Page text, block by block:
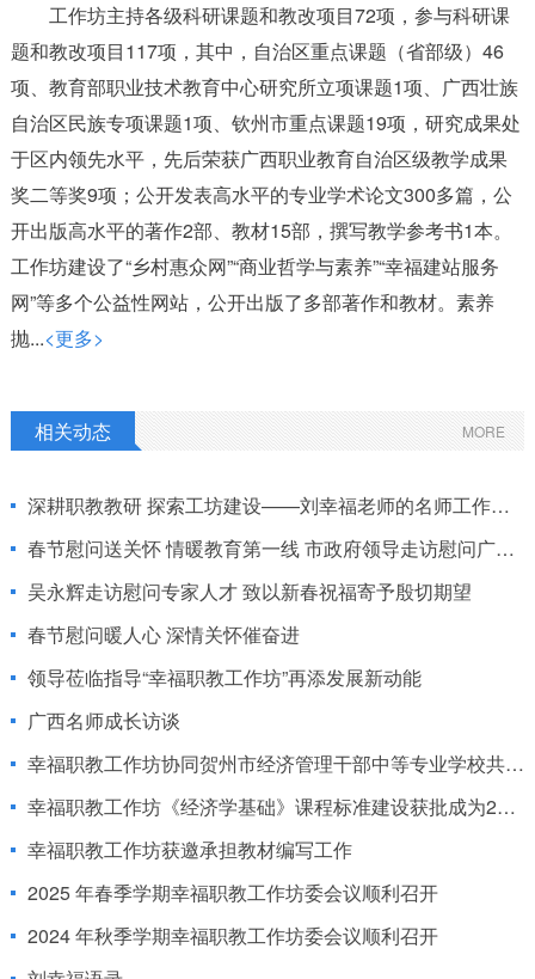
工作坊主持各级科研课题和教改项目72项，参与科研课
题和教改项目117项，其中，自治区重点课题（省部级）46
项、教育部职业技术教育中心研究所立项课题1项、广西壮族
自治区民族专项课题1项、钦州市重点课题19项，研究成果处
于区内领先水平，先后荣获广西职业教育自治区级教学成果
奖二等奖9项；公开发表高水平的专业学术论文300多篇，公
开出版高水平的著作2部、教材15部，撰写教学参考书1本。
工作坊建设了“乡村惠众网”“商业哲学与素养”“幸福建站服务
网”等多个公益性网站，公开出版了多部著作和教材。素养
抛...<更多>
MORE
相关动态
深耕职教教研 探索工坊建设——刘幸福老师的名师工作室创新实践与贡献
春节慰问送关怀 情暖教育第一线 市政府领导走访慰问广西教学名师刘幸福
吴永辉走访慰问专家人才 致以新春祝福寄予殷切期望
春节慰问暖人心 深情关怀催奋进
领导莅临指导“幸福职教工作坊”再添发展新动能
广西名师成长访谈
幸福职教工作坊协同贺州市经济管理干部中等专业学校共同开展教材编写工作
幸福职教工作坊《经济学基础》课程标准建设获批成为2025年财经商贸类专业课程标准建设立项项目
幸福职教工作坊获邀承担教材编写工作
2025 年春季学期幸福职教工作坊委会议顺利召开
2024 年秋季学期幸福职教工作坊委会议顺利召开